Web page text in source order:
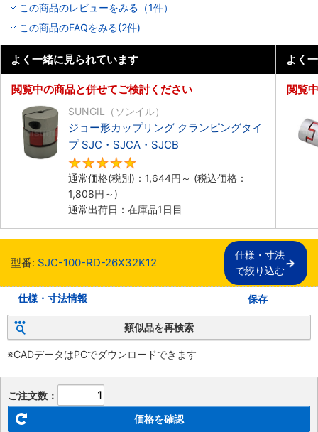
この商品のレビューをみる（1件）
この商品のFAQをみる(2件)
よく一緒に見られています
閲覧中の商品と併せてご検討ください
SUNGIL（ソンイル）
ジョー形カップリング クランピングタイ
プ SJC・SJCA・SJCB
通常価格(税別)： 1,644円 ～ (税込価格：
1,808円 ～)
通常出荷日：在庫品1日目
よく
閲覧
型番: SJC-100-RD-26X32K12
仕様・寸法
で絞り込む
仕様・寸法情報 保存
類似品を再検索
※CADデータはPCでダウンロードできます
ご注文数：
価格を確認